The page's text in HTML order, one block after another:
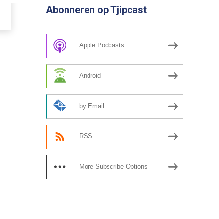
Abonneren op Tjipcast
Apple Podcasts
Android
by Email
RSS
More Subscribe Options